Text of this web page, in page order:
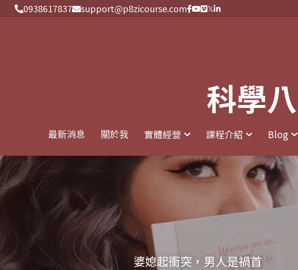
0938617837 support@p8zicourse.com
科學
最新消息 關於我 實體經營 課程介紹 Blog
0938617837 support@p8zicourse.com
科學
最新消息 關於我 實體經營 課程介紹 Blog
婆媳起衝突，男人是禍首